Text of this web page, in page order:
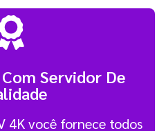
Servidor De
4K você fornece todos